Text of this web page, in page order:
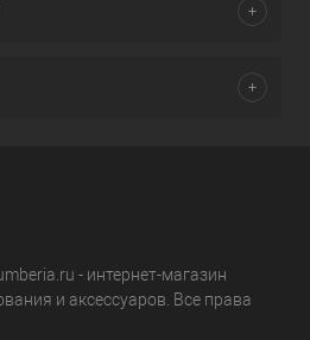
- интернет-магазин
и аксессуаров. Все права